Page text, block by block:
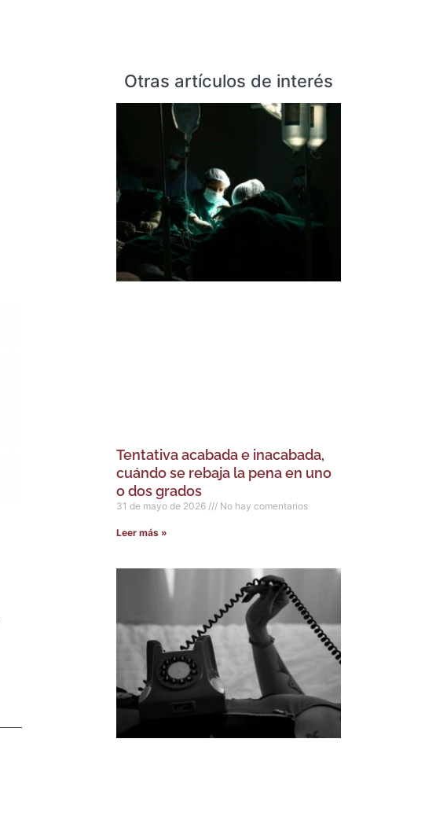
Otras artículos de interés
Tentativa acabada e inacabada,
cuándo se rebaja la pena en uno
o dos grados
31 de mayo de 2026 No hay comentarios
Leer más »